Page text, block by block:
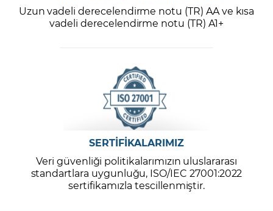
Uzun vadeli derecelendirme notu (TR) AA ve kısa
vadeli derecelendirme notu (TR) A1+
SERTİFİKALARIMIZ
Veri güvenliği politikalarımızın uluslararası
standartlara uygunluğu, ISO/IEC 27001:2022
sertifikamızla tescillenmiştir.